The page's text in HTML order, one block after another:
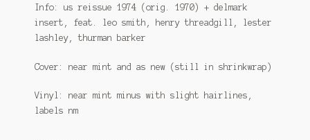
Info: us reissue 1974 (orig. 1970) + delmark
insert, feat. leo smith, henry threadgill, lester
lashley, thurman barker
Cover: near mint and as new (still in shrinkwrap)
Vinyl: near mint minus with slight hairlines,
labels nm